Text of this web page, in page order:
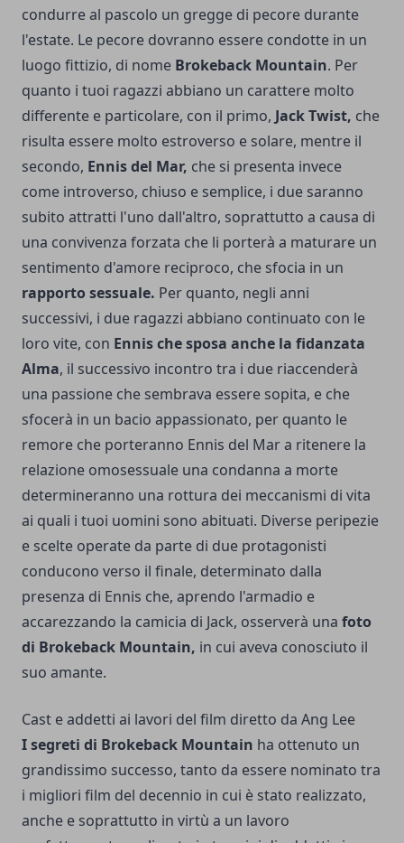
condurre al pascolo un gregge di pecore durante
l'estate. Le pecore dovranno essere condotte in un
luogo fittizio, di nome Brokeback Mountain. Per
quanto i tuoi ragazzi abbiano un carattere molto
differente e particolare, con il primo, Jack Twist, che
risulta essere molto estroverso e solare, mentre il
secondo, Ennis del Mar, che si presenta invece
come introverso, chiuso e semplice, i due saranno
subito attratti l'uno dall'altro, soprattutto a causa di
una convivenza forzata che li porterà a maturare un
sentimento d'amore reciproco, che sfocia in un
rapporto sessuale. Per quanto, negli anni
successivi, i due ragazzi abbiano continuato con le
loro vite, con Ennis che sposa anche la fidanzata
Alma, il successivo incontro tra i due riaccenderà
una passione che sembrava essere sopita, e che
sfocerà in un bacio appassionato, per quanto le
remore che porteranno Ennis del Mar a ritenere la
relazione omosessuale una condanna a morte
determineranno una rottura dei meccanismi di vita
ai quali i tuoi uomini sono abituati. Diverse peripezie
e scelte operate da parte di due protagonisti
conducono verso il finale, determinato dalla
presenza di Ennis che, aprendo l'armadio e
accarezzando la camicia di Jack, osserverà una foto
di Brokeback Mountain, in cui aveva conosciuto il
suo amante.
Cast e addetti ai lavori del film diretto da Ang Lee
I segreti di Brokeback Mountain ha ottenuto un
grandissimo successo, tanto da essere nominato tra
i migliori film del decennio in cui è stato realizzato,
anche e soprattutto in virtù a un lavoro